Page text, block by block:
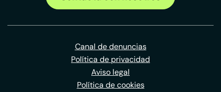
Canal de denuncias
Política de privacidad
Aviso legal
Política de cookies